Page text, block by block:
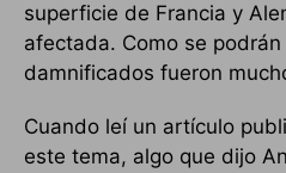
superficie de Francia y
afectada. Como se podrán
damnificados fueron
Cuando leí un artículo
este tema, algo que dijo